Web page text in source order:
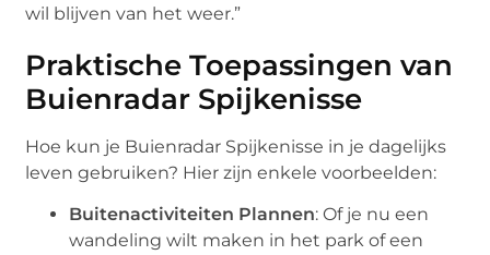
wil blijven van het weer.”
Praktische Toepassingen van
Buienradar Spijkenisse
Hoe kun je Buienradar Spijkenisse in je dagelijks
leven gebruiken? Hier zijn enkele voorbeelden:
Buitenactiviteiten Plannen: Of je nu een
wandeling wilt maken in het park of een